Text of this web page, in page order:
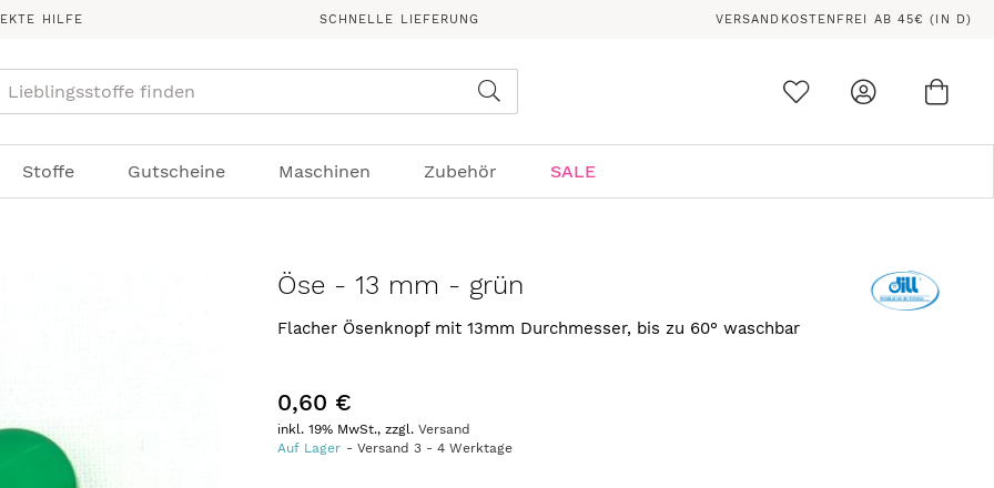
HILFE SCHNELLE LIEFERUNG VERSANDKOSTENFREI AB 45€ (IN D)
Stoffe Gutscheine Maschinen Zubehör SALE
Öse - 13 mm - grün
Flacher Ösenknopf mit 13mm Durchmesser, bis zu 60° waschbar
0,60 €
inkl. 19% MwSt., zzgl.Versand
Auf Lager
Versand3 -4 Werktage